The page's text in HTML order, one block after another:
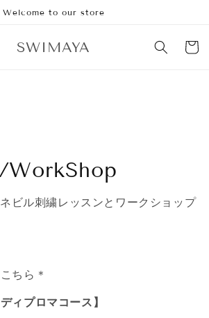
Welcome to our store
SWIMAYA Cart
WorkShop
ビル刺繍レッスンとワークショップ
ちら＊
ィプロマコース】